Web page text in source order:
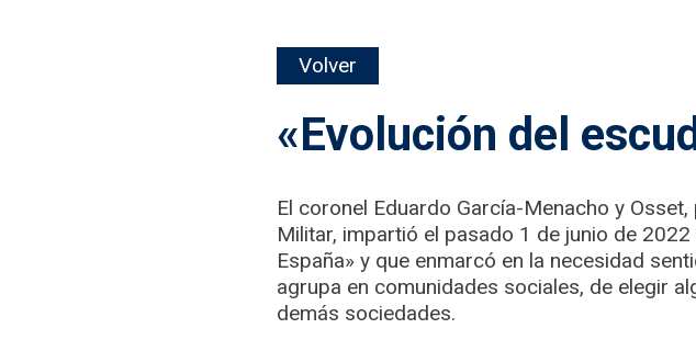
Volver
«Evolución del
El coronel Eduardo García-Menacho y
Militar, impartió el pasado 1 de junio de
España» y que enmarcó en la necesidad
agrupa en comunidades sociales, de elegir
demás sociedades.